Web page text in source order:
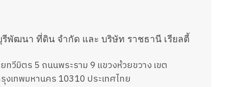
พัฒนา ที่ดิน จำกัด และ บริษัท ราชธานี เรียลตี้
ทวีมิตร 5 ถนนพระราม 9 แขวงห้วยขวาง เขต
งเทพมหานคร 10310 ประเทศไทย